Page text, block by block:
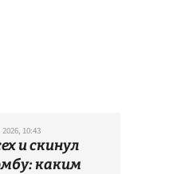
10:43
и скинул
каким